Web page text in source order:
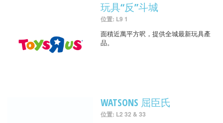
玩具“反”斗城
位置: L9 1
面積近萬平方呎，提供全城最新玩具產
品。
WATSONS 屈臣氏
位置: L2 32 & 33